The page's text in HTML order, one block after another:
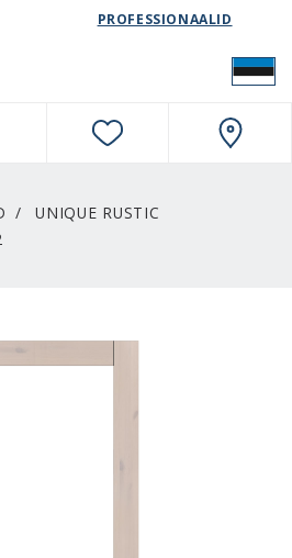
NAVIGATION
PROFESSIONAALID
UNIQUE RUSTIC